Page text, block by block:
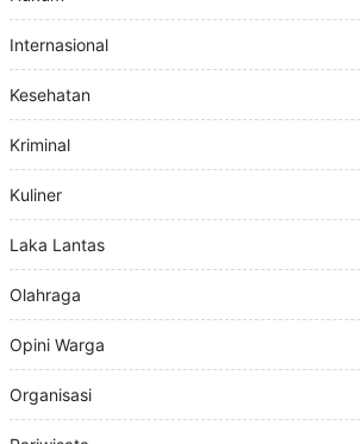
Hiburan
Hukum
Internasional
Kesehatan
Kriminal
Kuliner
Laka Lantas
Olahraga
Opini Warga